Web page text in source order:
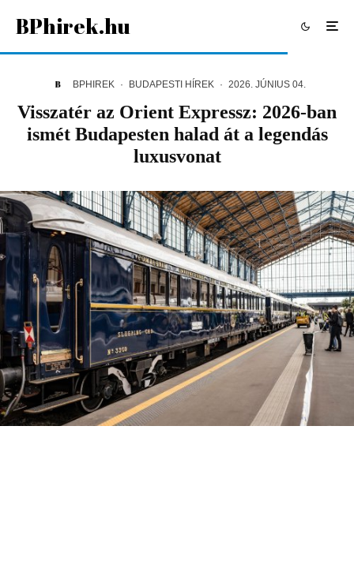
BPhirek.hu
BPHIREK · BUDAPESTI HÍREK · 2026. JÚNIUS 04.
Visszatér az Orient Expressz: 2026-ban
ismét Budapesten halad át a legendás
luxusvonat